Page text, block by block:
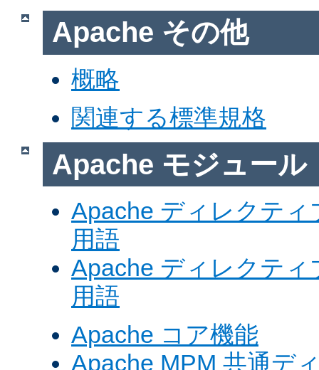
Apache その他
概略
関連する標準規格
Apache モジュール
Apache ディレクテ
用語
Apache ディレクテ
用語
Apache コア機能
Apache MPM 共通デ